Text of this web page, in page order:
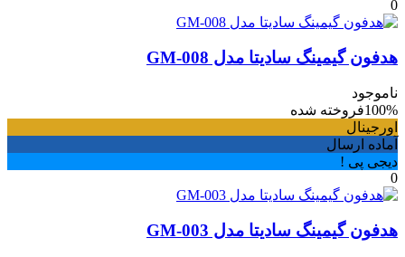
0
هدفون گیمینگ سادیتا مدل GM-008
ناموجود
100%فروخته شده
اورجینال
آماده ارسال
دیجی پی !
0
هدفون گیمینگ سادیتا مدل GM-003